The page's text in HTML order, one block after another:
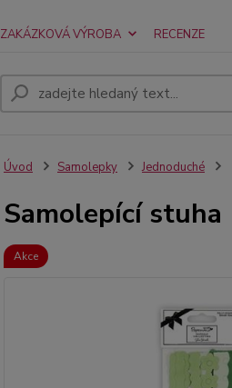
ZAKÁZKOVÁ VÝROBA RECENZE
Úvod Samolepky Jednoduché
Samolepící stuha
Akce